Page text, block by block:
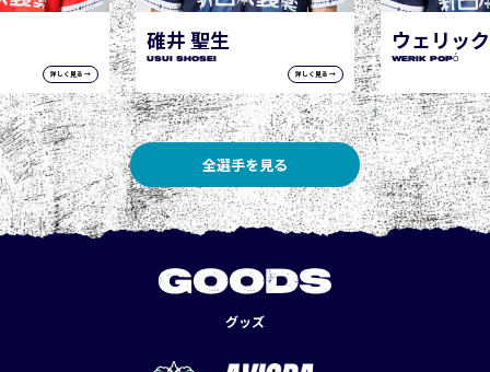
詳しく見る →
ウェリック ポポ
WERIK POPÓ
詳しく見る →
全選手を見る
GOODS
グッズ